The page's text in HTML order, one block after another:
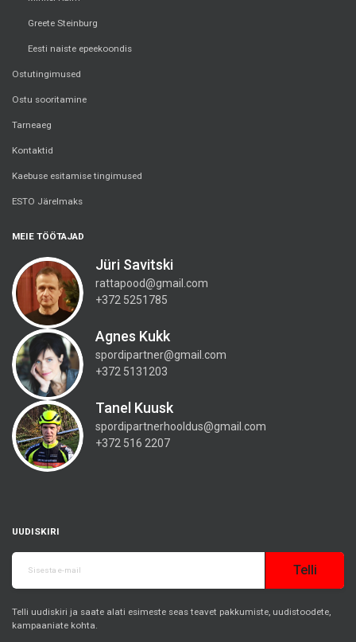
Greete Steinburg
Eesti naiste epeekoondis
Ostutingimused
Ostu sooritamine
Tarneaeg
Kontaktid
Kaebuse esitamise tingimused
ESTO Järelmaks
MEIE TÖÖTAJAD
Jüri Savitski
rattapood@gmail.com
+372 5251785
Agnes Kukk
spordipartner@gmail.com
+372 5131203
Tanel Kuusk
spordipartnerhooldus@gmail.com
+372 516 2207
UUDISKIRI
Telli
Telli uudiskiri ja saate alati esimeste seas teavet pakkumiste, uudistoodete,
kampaaniate kohta.